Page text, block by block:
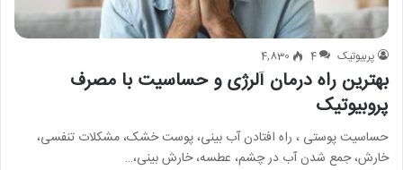
پربیوتیک 4
4,830
بهترین راه درمان آلرژی و حساسیت با مصرف
پروبیوتیک
حساسیت پوستی ، راه افتادن آب بینی، پوست خشک، مشکلات تنفسی،
خارش، جمع شدن آب در چشم، عطسه، خارش بینی،…